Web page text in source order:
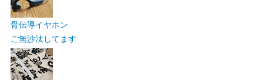
骨伝導イヤホン
ご無沙汰してます